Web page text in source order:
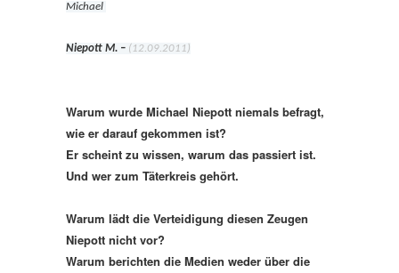
Michael
Niepott M. – (12.09.2011)
Warum wurde Michael Niepott niemals befragt,
wie er darauf gekommen ist?
Er scheint zu wissen, warum das passiert ist.
Und wer zum Täterkreis gehört.
Warum lädt die Verteidigung diesen Zeugen
Niepott nicht vor?
Warum berichten die Medien weder über die